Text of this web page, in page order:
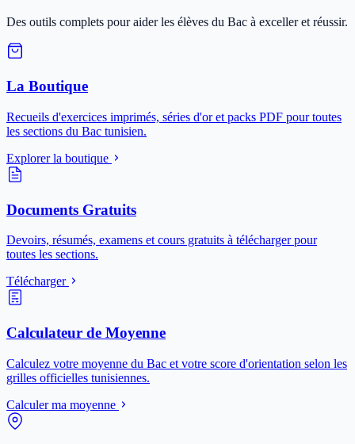
Des outils complets pour aider les élèves du Bac à exceller et réussir.
La Boutique
Recueils d'exercices imprimés, séries d'or et packs PDF pour toutes
les sections du Bac tunisien.
Explorer la boutique
Documents Gratuits
Devoirs, résumés, examens et cours gratuits à télécharger pour
toutes les sections.
Télécharger
Calculateur de Moyenne
Calculez votre moyenne du Bac et votre score d'orientation selon les
grilles officielles tunisiennes.
Calculer ma moyenne